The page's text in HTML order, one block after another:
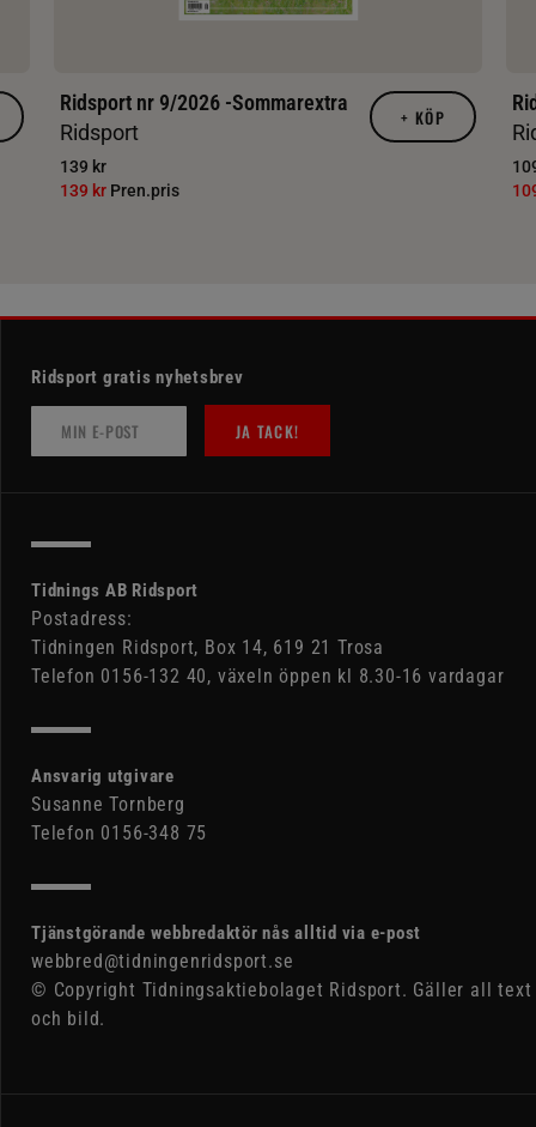
Ridsport nr 9/2026 -Sommarextra
Ridsport
139 kr
139 kr Pren.pris
+ KÖP
Ridsport gratis nyhetsbrev
JA TACK!
Tidnings AB Ridsport
Postadress:
Tidningen Ridsport, Box 14, 619 21 Trosa
Telefon 0156-132 40, växeln öppen kl 8.30-16 vardagar
Ansvarig utgivare
Susanne Tornberg
Telefon 0156-348 75
Tjänstgörande webbredaktör nås alltid via e-post
webbred@tidningenridsport.se
© Copyright Tidningsaktiebolaget Ridsport. Gäller all text
och bild.